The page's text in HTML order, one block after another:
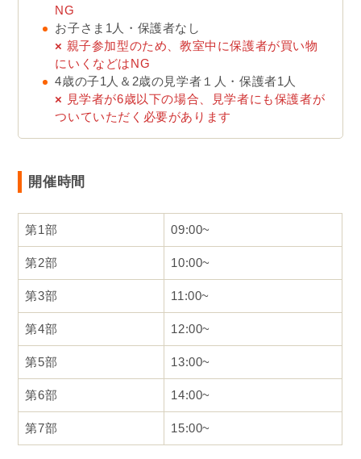
NG
お子さま1人・保護者なし
× 親子参加型のため、教室中に保護者が買い物
にいくなどはNG
4歳の子1人＆2歳の見学者１人・保護者1人
× 見学者が6歳以下の場合、見学者にも保護者が
ついていただく必要があります
開催時間
第1部 09:00~
第2部 10:00~
第3部 11:00~
第4部 12:00~
第5部 13:00~
第6部 14:00~
第7部 15:00~